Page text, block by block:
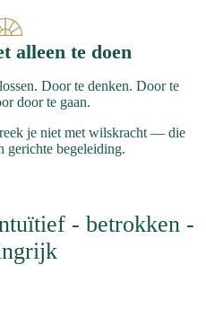
alleen te doen
Door te denken. Door te
door te gaan.
je niet met wilskracht — die
gerichte begeleiding.
- betrokken -